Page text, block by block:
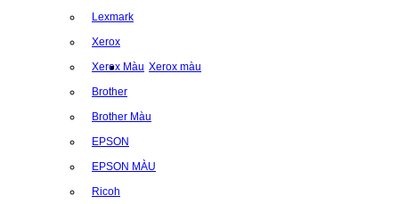
Lexmark
Xerox
Xerox Màu Xerox màu
Brother
Brother Màu
EPSON
EPSON MÀU
Ricoh